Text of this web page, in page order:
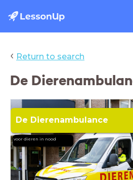
‹ Return to search
De
De Dierenambulance
voor dieren in nood